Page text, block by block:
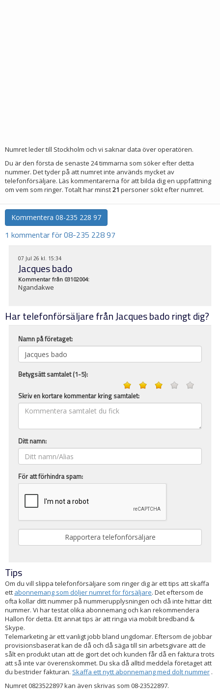
Numret leder till Stockholm och vi saknar data över operatören.
Du är den första de senaste 24 timmarna som söker efter detta
nummer. Det tyder på att numret inte används mycket av
telefonförsäljare. Läs kommentarerna för att bilda dig en uppfattning
om vem som ringer. Totalt har minst21 personer sökt efter numret.
Kommentera 08-235 228 97
1 kommentar för 08-235 228 97
07 Jul 26 kl. 15:34
Jacques bado
Kommentar från 03102004:
Ngandakwe
Har telefonförsäljare från Jacques bado ringt dig?
Namn på företaget:
Betygsätt samtalet (1-5):
Skriv en kortare kommentar kring samtalet:
Ditt namn:
För att förhindra spam:
Tips
Om du vill slippa telefonförsäljare som ringer dig är ett tips att skaffa
ett abonnemang som döljer numret för försäljare. Det eftersom de
ofta kollar ditt nummer på nummerupplysningen och då inte hittar ditt
nummer. Vi har testat olika abonnemang och kan rekommendera
Hallon för detta. Ett annat tips är att ringa via mobilt bredband &
Skype.
Telemarketing är ett vanligt jobb bland ungdomar. Eftersom de jobbar
provisionsbaserat kan de då och då säga till sin arbetsgivare att de
sålt en produkt utan att de gjort det och kunden får då en faktura trots
att så inte var överenskommet. Du ska då alltid meddela företaget att
du bestrider fakturan. Skaffa ett nytt abonnemang med dolt nummer .
Numret 0823522897 kan även skrivas som 08-23522897.